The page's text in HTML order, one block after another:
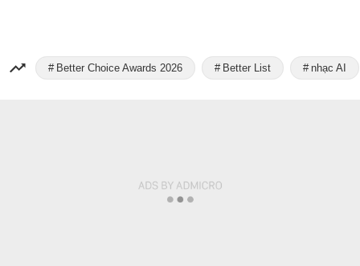
Better Choice Awards 2026 Better List nhạc AI